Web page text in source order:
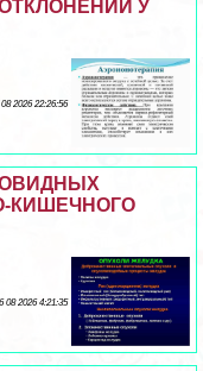
У
2026 22:26:56
КИШЕЧНОГО
08 2026 4:21:35